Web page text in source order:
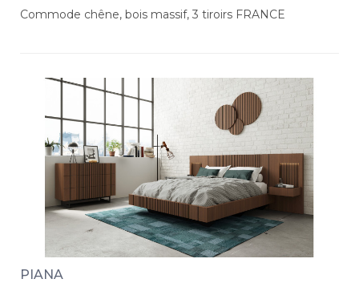
Commode chêne, bois massif, 3 tiroirs FRANCE
PIANA